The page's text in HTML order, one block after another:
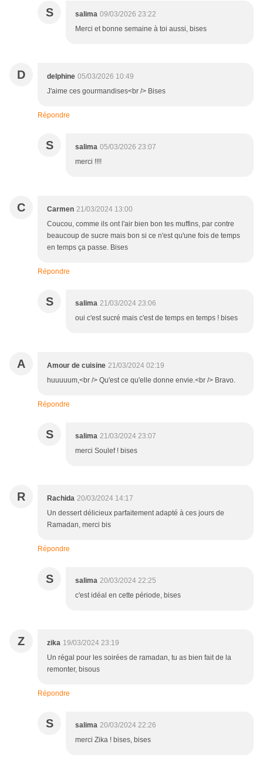
S salima 09/03/2026 23:22
Merci et bonne semaine à toi aussi, bises
D delphine 05/03/2026 10:49
J'aime ces gourmandises<br /> Bises
Répondre
S salima 05/03/2026 23:07
merci !!!!
C Carmen 21/03/2024 13:00
Coucou, comme ils ont l'air bien bon tes muffins, par contre
beaucoup de sucre mais bon si ce n'est qu'une fois de temps
en temps ça passe. Bises
Répondre
S salima 21/03/2024 23:06
oui c'est sucré mais c'est de temps en temps ! bises
A Amour de cuisine 21/03/2024 02:19
huuuuum,<br /> Qu'est ce qu'elle donne envie.<br /> Bravo.
Répondre
S salima 21/03/2024 23:07
merci Soulef ! bises
R Rachida 20/03/2024 14:17
Un dessert délicieux parfaitement adapté à ces jours de
Ramadan, merci bis
Répondre
S salima 20/03/2024 22:25
c'est idéal en cette période, bises
Z zika 19/03/2024 23:19
Un régal pour les soirées de ramadan, tu as bien fait de la
remonter, bisous
Répondre
S salima 20/03/2024 22:26
merci Zika ! bises, bises